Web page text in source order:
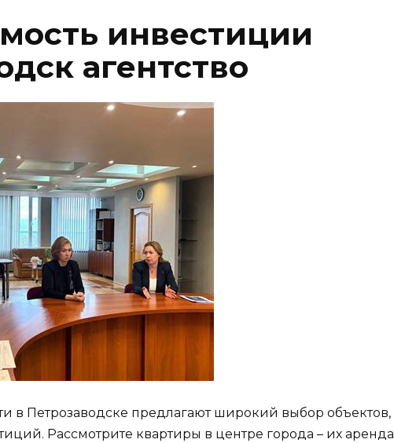
инвестиции
агентство
в Петрозаводске предлагают широкий выбор объектов,
Рассмотрите квартиры в центре города – их аренда